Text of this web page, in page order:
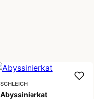
SCHLEICH
Abyssinierkat